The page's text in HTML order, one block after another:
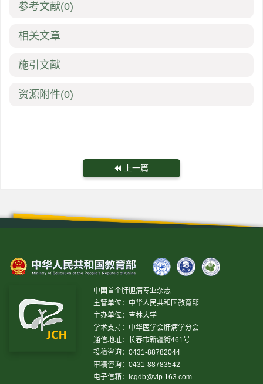
参考文献(0)
相关文章
施引文献
资源附件(0)
上一篇
中国首个肝胆病专业杂志
主管单位：中华人民共和国教育部
主办单位：吉林大学
学术支持：中华医学会肝病学分会
通信地址：长春市新疆街461号
投稿咨询：0431-88782044
审稿咨询：0431-88783542
电子信箱：
lcgdb@vip.163.com